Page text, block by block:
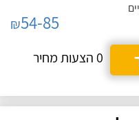
₪54-85
0 הצעות מחיר